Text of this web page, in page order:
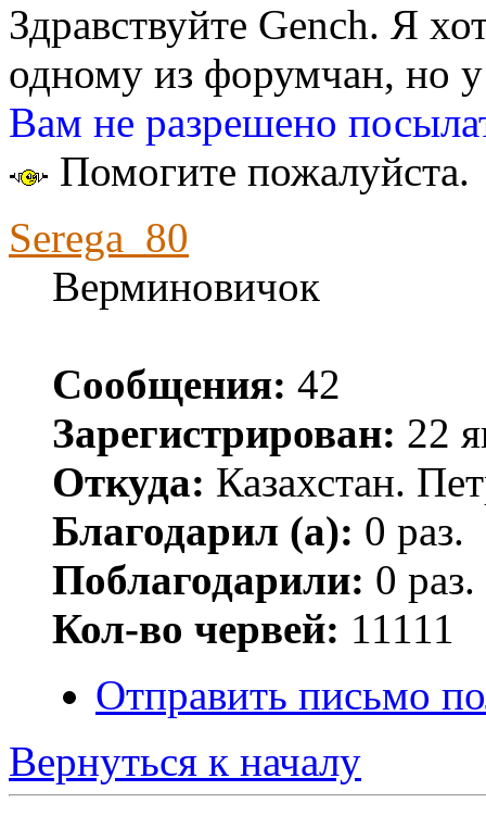
Здравствуйте Gench. Я
одному из форумчан, но
Вам не разрешено
Помогите пожалуйста.
Serega_80
Верминовичок
Сообщения: 42
Зарегистрирован: 22
Откуда: Казахстан.
Благодарил (а): 0 раз.
Поблагодарили: 0 раз.
Кол-во червей: 11111
Отправить письмо
Вернуться к началу